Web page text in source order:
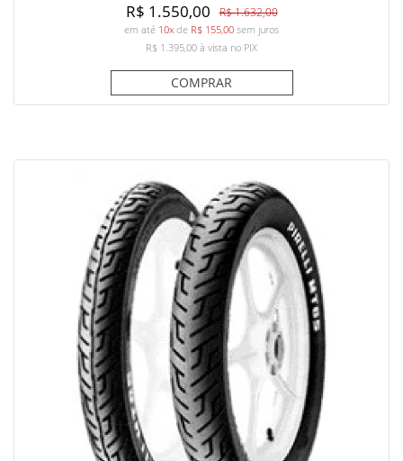
R$ 1.550,00 R$ 1.632,00
em até 10x de R$ 155,00 sem juros
R$ 1.395,00 à vista no PIX
COMPRAR